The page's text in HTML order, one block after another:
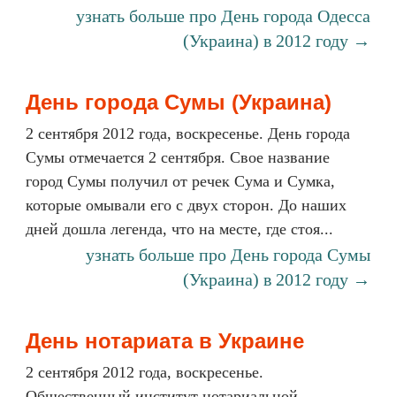
узнать больше про День города Одесса
(Украина) в 2012 году →
День города Сумы (Украина)
2 сентября 2012 года, воскресенье. День города
Сумы отмечается 2 сентября. Свое название
город Сумы получил от речек Сума и Сумка,
которые омывали его с двух сторон. До наших
дней дошла легенда, что на месте, где стоя...
узнать больше про День города Сумы
(Украина) в 2012 году →
День нотариата в Украине
2 сентября 2012 года, воскресенье.